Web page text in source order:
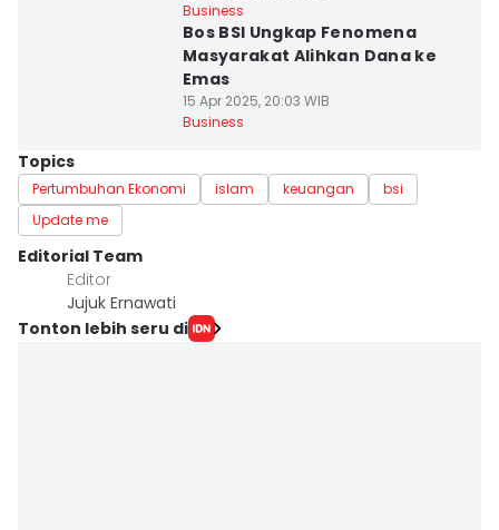
Business
Bos BSI Ungkap Fenomena
Masyarakat Alihkan Dana ke
Emas
15 Apr 2025, 20:03 WIB
Business
Topics
Pertumbuhan Ekonomi islam keuangan
bsi
Update me
Editorial Team
Editor
Jujuk Ernawati
Tonton lebih seru di